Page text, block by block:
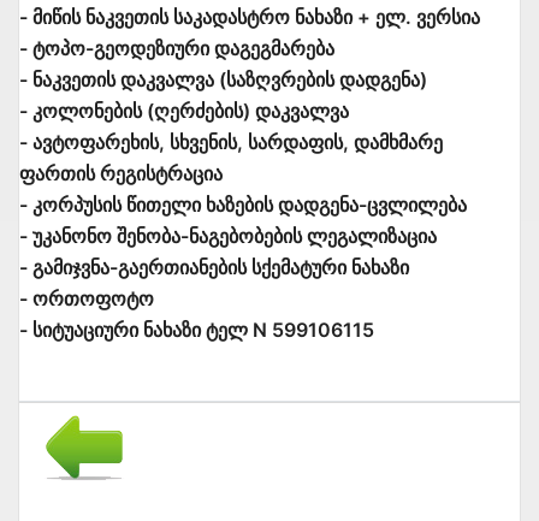
- მიწის ნაკვეთის საკადასტრო ნახაზი + ელ. ვერსია
- ტოპო-გეოდეზიური დაგეგმარება
- ნაკვეთის დაკვალვა (საზღვრების დადგენა)
- კოლონების (ღერძების) დაკვალვა
- ავტოფარეხის, სხვენის, სარდაფის, დამხმარე
ფართის რეგისტრაცია
- კორპუსის წითელი ხაზების დადგენა-ცვლილება
- უკანონო შენობა-ნაგებობების ლეგალიზაცია
- გამიჯვნა-გაერთიანების სქემატური ნახაზი
- ორთოფოტო
- სიტუაციური ნახაზი ტელ N 599106115